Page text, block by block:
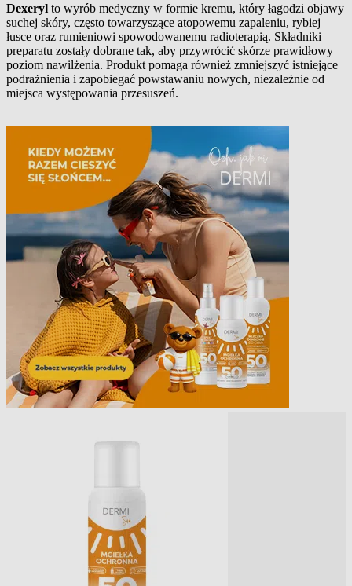
Opis produktu
Dexeryl to wyrób medyczny w formie kremu, który łagodzi objawy
suchej skóry, często towarzyszące atopowemu zapaleniu, rybiej
łusce oraz rumieniowi spowodowanemu radioterapią. Składniki
preparatu zostały dobrane tak, aby przywrócić skórze prawidłowy
poziom nawilżenia. Produkt pomaga również zmniejszyć istniejące
podrażnienia i zapobiegać powstawaniu nowych, niezależnie od
miejsca występowania przesuszeń.